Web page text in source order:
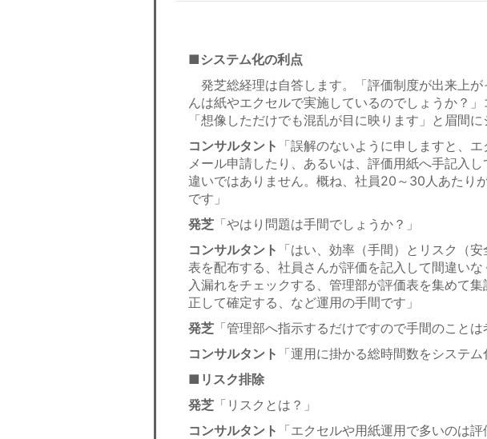
■システム化の利点
発芝総経理は自答します。「評価制度が出来上
んは紙やエクセルで実施しているのでしょうか？
「想像しただけでも混乱が目に映ります」と眉間に
コンサルタント 「誤解のないように申しますと、
メール申請したり、あるいは、評価用紙へ手記入
違いではありません。概ね、社員20～30人あたり
です」
発芝 「やはり問題は手間でしょうか？」
コンサルタント 「はい、効率（手間）とリスク（
表を配布する、社員さんが評価を記入して間違い
入漏れをチェックする、管理部が評価表を集めて
正して確定する、など運用の手間です」
発芝 「管理部へ指示するだけですので手間のことは
コンサルタント 「運用に掛かる総時間数をシステ
■リスク排除
発芝 「リスクとは？」
コンサルタント 「エクセルや用紙運用で多いのは